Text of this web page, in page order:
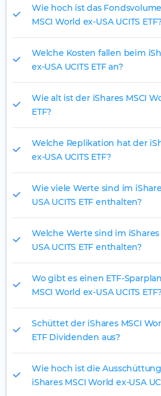
Wie hoch ist das
MSCI World ex-USA UCITS ETF?
Welche Kosten fallen beim
ex-USA UCITS ETF an?
Wie alt ist der iShares MSCI
ETF?
Welche Replikation hat der
ex-USA UCITS ETF?
Wie viele Werte sind im
USA UCITS ETF enthalten?
Welche Werte sind im iShares
USA UCITS ETF enthalten?
Wo gibt es einen ETF-
MSCI World ex-USA UCITS ETF?
Schüttet der iShares MSCI
ETF Dividenden aus?
Wie hoch ist die
iShares MSCI World ex-USA